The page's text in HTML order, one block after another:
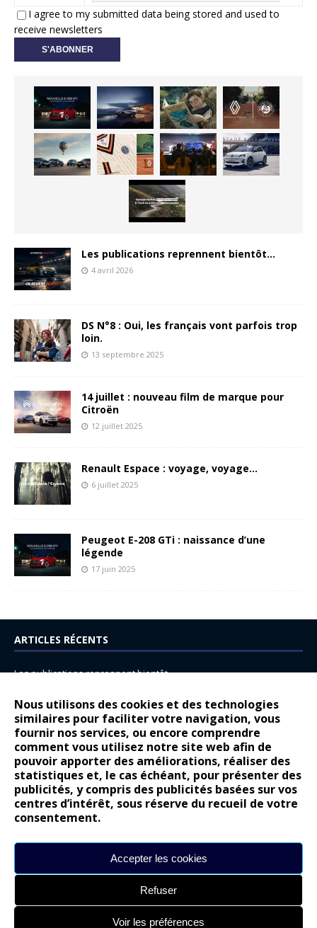
Nous utilisons des cookies et des technologies
similaires pour faciliter votre navigation, vous
fournir nos services, ou encore comprendre
comment vous utilisez notre site web afin de
pouvoir apporter des améliorations, réaliser des
statistiques et, le cas échéant, pour présenter des
publicités, y compris des publicités basées sur vos
centres d’intérêt, sous réserve du recueil de votre
consentement.
Accepter les cookies
Refuser
Voir les préférences
I agree to my submitted data being stored and used to
receive newsletters
Les publications reprennent bientôt…
4 avril 2026
DS N°8 : Oui, les français vont parfois trop
loin.
13 septembre 2025
14 juillet : nouveau film de marque pour
Citroën
12 juillet 2025
Renault Espace : voyage, voyage…
6 juillet 2025
Peugeot E-208 GTi : naissance d’une
légende
17 juin 2025
ARTICLES RÉCENTS
Les publications reprennent bientôt…
14 juillet : nouveau film de marque pour Citroën
Renault Espace : voyage, voyage…
Peugeot E-208 GTi : naissance d’une légende
COMMENTAIRES RÉCENTS
Bernard Dardartdans
Gilly
gyo
Lancia Ypsilon : naturellement envoûtante ?